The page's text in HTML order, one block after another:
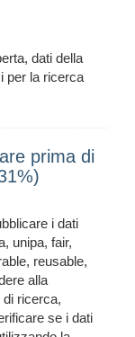
dati della
per la ricerca
prima di
i dati
unipa, fair,
reusable,
alla
di ricerca,
se i dati